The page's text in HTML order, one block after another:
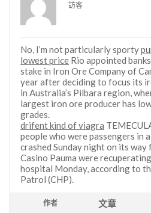
訪客
No, I’m not particularly sporty
lowest price Rio appointed
stake in Iron Ore Company of
year after deciding to focus its
in Australia’s Pilbara region,
largest iron ore producer has
grades.
drifent kind of viagra
people who were passengers in
crashed Sunday night on its way
Casino Pauma were
hospital Monday, according to
Patrol (CHP).
作者 文章